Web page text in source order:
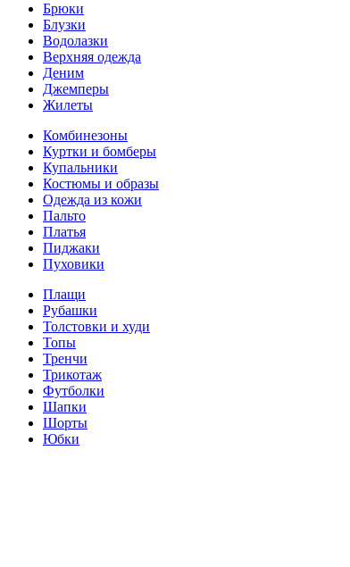
Брюки
Блузки
Водолазки
Верхняя одежда
Деним
Джемперы
Жилеты
Комбинезоны
Куртки и бомберы
Купальники
Костюмы и образы
Одежда из кожи
Пальто
Платья
Пиджаки
Пуховики
Плащи
Рубашки
Толстовки и худи
Топы
Тренчи
Трикотаж
Футболки
Шапки
Шорты
Юбки